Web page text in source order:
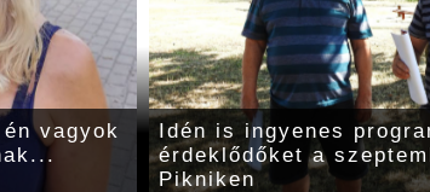
vagyok
Idén is ingyenes
érdeklődőket a
Pikniken